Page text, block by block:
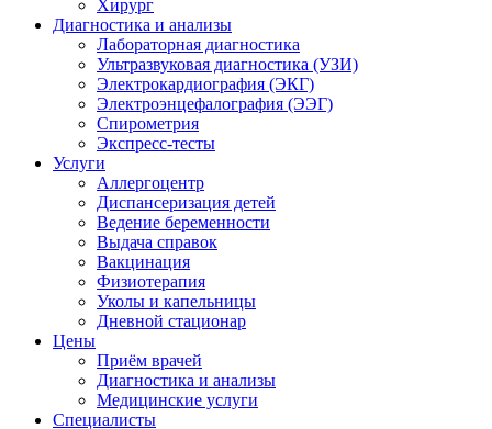
Хирург
Диагностика и анализы
Лабораторная диагностика
Ультразвуковая диагностика (УЗИ)
Электрокардиография (ЭКГ)
Электроэнцефалография (ЭЭГ)
Спирометрия
Экспресс-тесты
Услуги
Аллергоцентр
Диспансеризация детей
Ведение беременности
Выдача справок
Вакцинация
Физиотерапия
Уколы и капельницы
Дневной стационар
Цены
Приём врачей
Диагностика и анализы
Медицинские услуги
Специалисты